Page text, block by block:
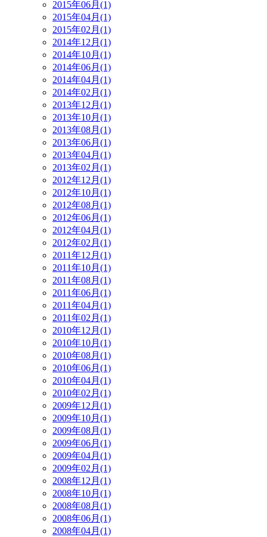
2015年06月(1)
2015年04月(1)
2015年02月(1)
2014年12月(1)
2014年10月(1)
2014年06月(1)
2014年04月(1)
2014年02月(1)
2013年12月(1)
2013年10月(1)
2013年08月(1)
2013年06月(1)
2013年04月(1)
2013年02月(1)
2012年12月(1)
2012年10月(1)
2012年08月(1)
2012年06月(1)
2012年04月(1)
2012年02月(1)
2011年12月(1)
2011年10月(1)
2011年08月(1)
2011年06月(1)
2011年04月(1)
2011年02月(1)
2010年12月(1)
2010年10月(1)
2010年08月(1)
2010年06月(1)
2010年04月(1)
2010年02月(1)
2009年12月(1)
2009年10月(1)
2009年08月(1)
2009年06月(1)
2009年04月(1)
2009年02月(1)
2008年12月(1)
2008年10月(1)
2008年08月(1)
2008年06月(1)
2008年04月(1)